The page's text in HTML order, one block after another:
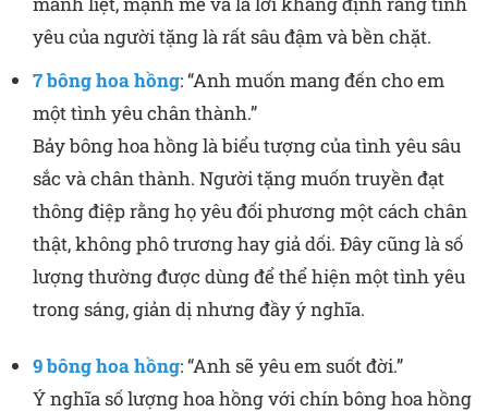
yêu của người tặng là rất sâu đậm và bền chặt.
7 bông hoa hồng: “Anh muốn mang đến cho em
một tình yêu chân thành.”
Bảy bông hoa hồng là biểu tượng của tình yêu sâu
sắc và chân thành. Người tặng muốn truyền đạt
thông điệp rằng họ yêu đối phương một cách chân
thật, không phô trương hay giả dối. Đây cũng là số
lượng thường được dùng để thể hiện một tình yêu
trong sáng, giản dị nhưng đầy ý nghĩa.
9 bông hoa hồng: “Anh sẽ yêu em suốt đời.”
Ý nghĩa số lượng hoa hồng với chín bông hoa hồng